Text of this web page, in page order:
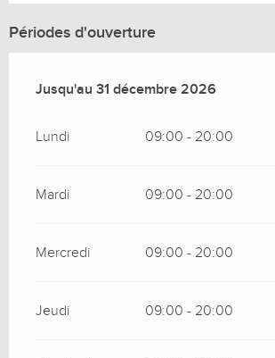
Périodes d'ouverture
Du23 mai 2026au31 décembre 2026
Jusqu'au 31 décembre 2026
Lundi 09:00 - 20:00
Mardi 09:00 - 20:00
Mercredi 09:00 - 20:00
Jeudi 09:00 - 20:00